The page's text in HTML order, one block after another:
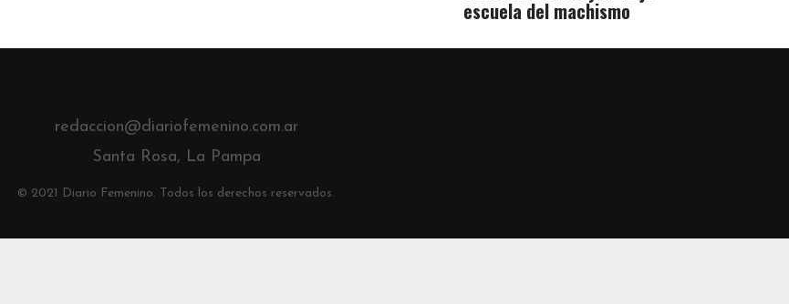
escuela del machismo
redaccion@diariofemenino.com.ar
Santa Rosa, La Pampa
© 2021 Diario Femenino. Todos los derechos reservados.